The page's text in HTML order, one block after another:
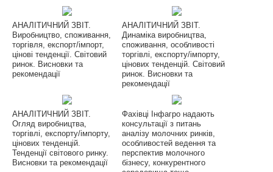
АНАЛІТИЧНИЙ ЗВІТ.
Виробництво, споживання,
торгівля, експорт/імпорт,
цінові тенденції. Світовий
ринок. Висновки та
рекомендації
АНАЛІТИЧНИЙ ЗВІТ.
Динаміка виробництва,
споживання, особливості
торгівлі, експорту/імпорту,
цінових тенденцій. Світовий
ринок. Висновки та
рекомендації
АНАЛІТИЧНИЙ ЗВІТ.
Огляд виробництва,
торгівлі, експорту/імпорту,
цінових тенденцій.
Тенденції світового ринку.
Висновки та рекомендації
Фахівці Інфагро надають
консультації з питань
аналізу молочних ринків,
особливостей ведення та
перспектив молочного
бізнесу, конкурентного